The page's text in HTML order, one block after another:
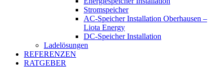
Stromspeicher
AC-Speicher Installation Oberhausen –
Liota Energy
DC-Speicher Installation
Ladelösungen
REFERENZEN
RATGEBER